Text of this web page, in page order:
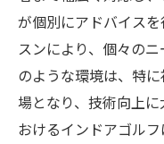
が個別にアドバイス
スンにより、個々の
のような環境は、特
場となり、技術向上
おけるインドアゴル